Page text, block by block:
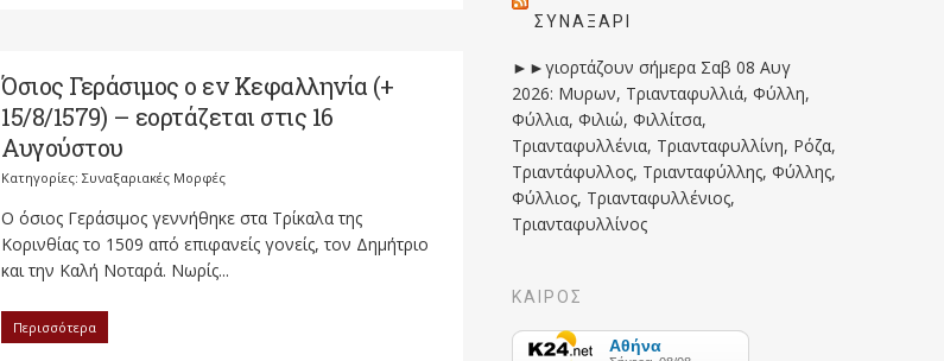
Όσιος Γεράσιμος ο εν Κεφαλληνία (+
15/8/1579) – εορτάζεται στις 16
Αυγούστου
Κατηγορίες: Συναξαριακές Μορφές
Ο όσιος Γεράσιμος γεννήθηκε στα Τρίκαλα της
Κορινθίας το 1509 από επιφανείς γονείς, τον Δημήτριο
και την Καλή Νοταρά. Νωρίς...
Περισσότερα
ΣΥΝΑΞΆΡΙ
►►γιορτάζουν σήμερα Σαβ 08 Αυγ
2026: Μυρων, Τριανταφυλλιά, Φύλλη,
Φύλλια, Φιλιώ, Φιλλίτσα,
Τριανταφυλλένια, Τριανταφυλλίνη, Ρόζα,
Τριαντάφυλλος, Τριανταφύλλης, Φύλλης,
Φύλλιος, Τριανταφυλλένιος,
Τριανταφυλλίνος
ΚΑΙΡΟΣ